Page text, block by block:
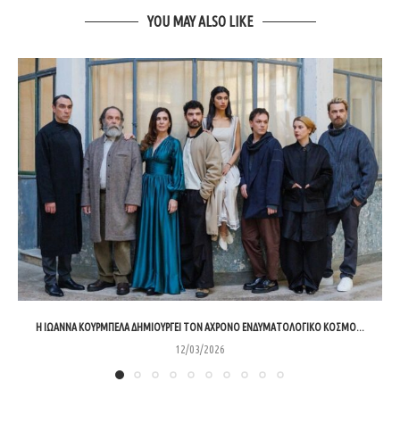
YOU MAY ALSO LIKE
Η ΙΩΆΝΝΑ ΚΟΥΡΜΠΈΛΑ ΔΗΜΙΟΥΡΓΕΊ ΤΟΝ ΆΧΡΟΝΟ ΕΝΔΥΜΑΤΟΛΟΓΙΚΌ ΚΌΣΜΟ...
12/03/2026